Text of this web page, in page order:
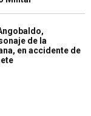
de la
en accidente de